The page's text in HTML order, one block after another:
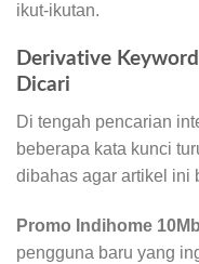
ikut-ikutan.
Derivative
Dicari
Di tengah pencarian
beberapa kata kunci
dibahas agar artikel ini
Promo Indihome
pengguna baru yang